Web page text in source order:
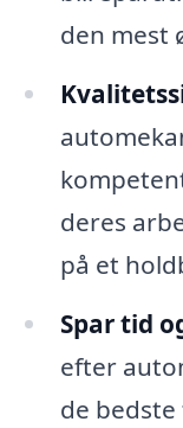
den mest
deres
på et
Spar tid
efter
de